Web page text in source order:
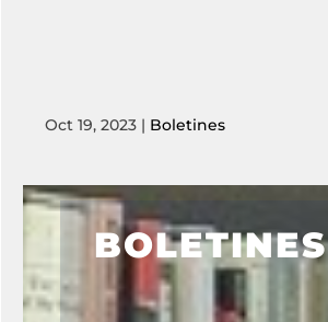
Oct 19, 2023| Boletines
BOLETINES